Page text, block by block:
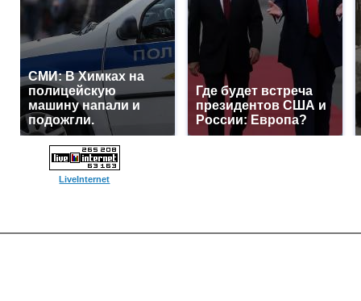
СМИ: В Химках на
полицейскую
машину напали и
подожгли.
Где будет встреча
президентов США и
России: Европа?
LiveInternet